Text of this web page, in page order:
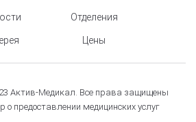
Отделения
Цены
Актив-Медикал. Все права защищены
о предоставлении медицинских услуг